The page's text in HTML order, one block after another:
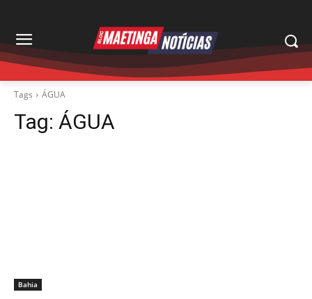
Tags ÁGUA
Tag: ÁGUA
Bahia